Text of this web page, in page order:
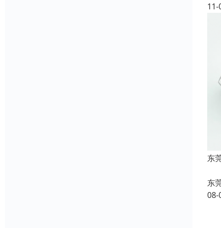
11-
东
东
08-